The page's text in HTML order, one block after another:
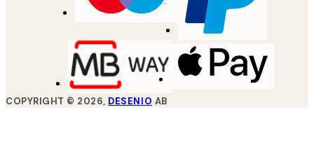
COPYRIGHT © 2026, DESENIO AB